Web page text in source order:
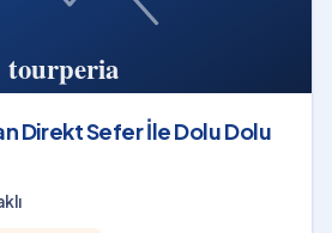
Direkt Sefer İle Dolu Dolu